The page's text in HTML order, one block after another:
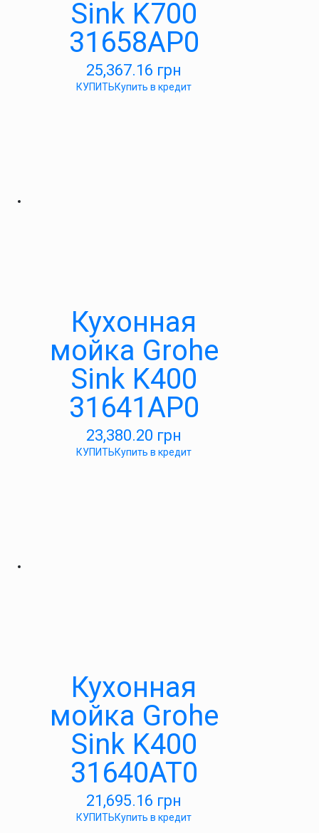
Sink K700
31658AP0
25,367.16 грн
КУПИТЬКупить в кредит
Кухонная
мойка Grohe
Sink K400
31641AP0
23,380.20 грн
КУПИТЬКупить в кредит
Кухонная
мойка Grohe
Sink K400
31640AT0
21,695.16 грн
КУПИТЬКупить в кредит